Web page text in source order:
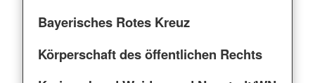
Bayerisches Rotes Kreuz
Körperschaft des öffentlichen Rechts